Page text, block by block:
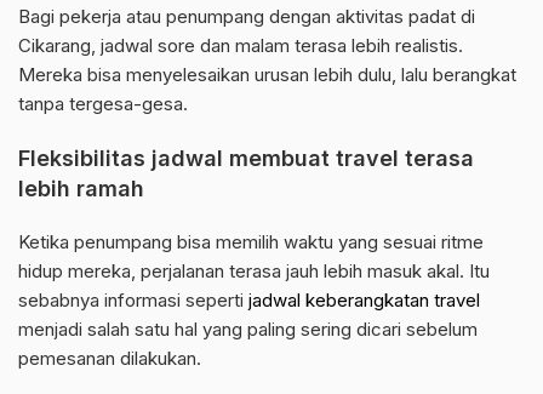
Bagi pekerja atau penumpang dengan aktivitas padat di
Cikarang, jadwal sore dan malam terasa lebih realistis.
Mereka bisa menyelesaikan urusan lebih dulu, lalu berangkat
tanpa tergesa-gesa.
Fleksibilitas jadwal membuat travel terasa
lebih ramah
Ketika penumpang bisa memilih waktu yang sesuai ritme
hidup mereka, perjalanan terasa jauh lebih masuk akal. Itu
sebabnya informasi seperti jadwal keberangkatan travel
menjadi salah satu hal yang paling sering dicari sebelum
pemesanan dilakukan.